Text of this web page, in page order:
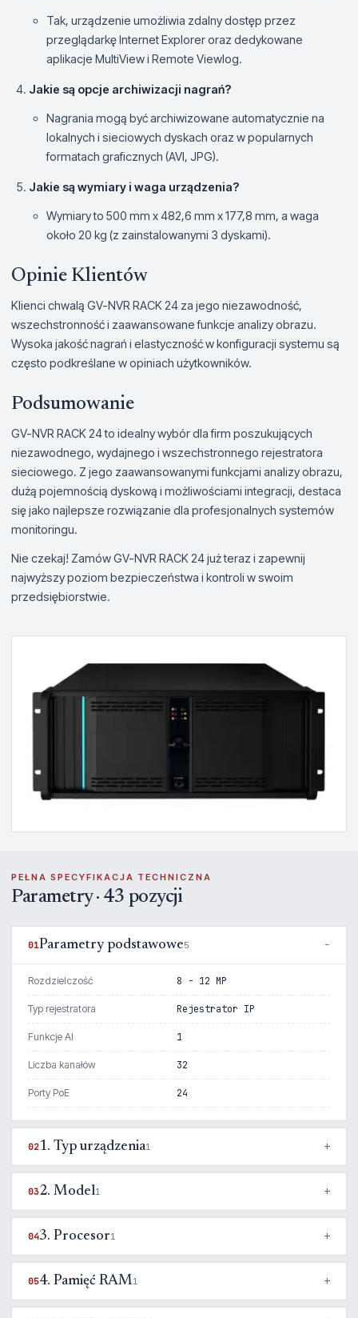
Tak, urządzenie umożliwia zdalny dostęp przez
przeglądarkę Internet Explorer oraz dedykowane
aplikacje MultiView i Remote Viewlog.
Jakie są opcje archiwizacji nagrań?
Nagrania mogą być archiwizowane automatycznie na
lokalnych i sieciowych dyskach oraz w popularnych
formatach graficznych (AVI, JPG).
Jakie są wymiary i waga urządzenia?
Wymiary to 500 mm x 482,6 mm x 177,8 mm, a waga
około 20 kg (z zainstalowanymi 3 dyskami).
Opinie Klientów
Klienci chwalą GV-NVR RACK 24 za jego niezawodność,
wszechstronność i zaawansowane funkcje analizy obrazu.
Wysoka jakość nagrań i elastyczność w konfiguracji systemu są
często podkreślane w opiniach użytkowników.
Podsumowanie
GV-NVR RACK 24 to idealny wybór dla firm poszukujących
niezawodnego, wydajnego i wszechstronnego rejestratora
sieciowego. Z jego zaawansowanymi funkcjami analizy obrazu,
dużą pojemnością dyskową i możliwościami integracji, destaca
się jako najlepsze rozwiązanie dla profesjonalnych systemów
monitoringu.
Nie czekaj! Zamów GV-NVR RACK 24 już teraz i zapewnij
najwyższy poziom bezpieczeństwa i kontroli w swoim
przedsiębiorstwie.
PEŁNA SPECYFIKACJA TECHNICZNA
Parametry · 43 pozycji
01Parametry podstawowe5
Rozdzielczość 8 - 12 MP
Typ rejestratora Rejestrator IP
Funkcje AI 1
Liczba kanałów 32
Porty PoE 24
021. Typ urządzenia1
032. Model1
043. Procesor1
054. Pamięć RAM1